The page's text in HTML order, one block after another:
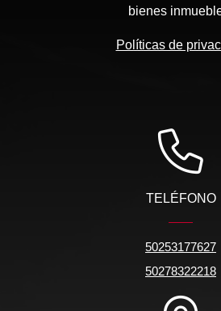
bienes
Políticas de
TELÉFONO
50253177627
50278322218